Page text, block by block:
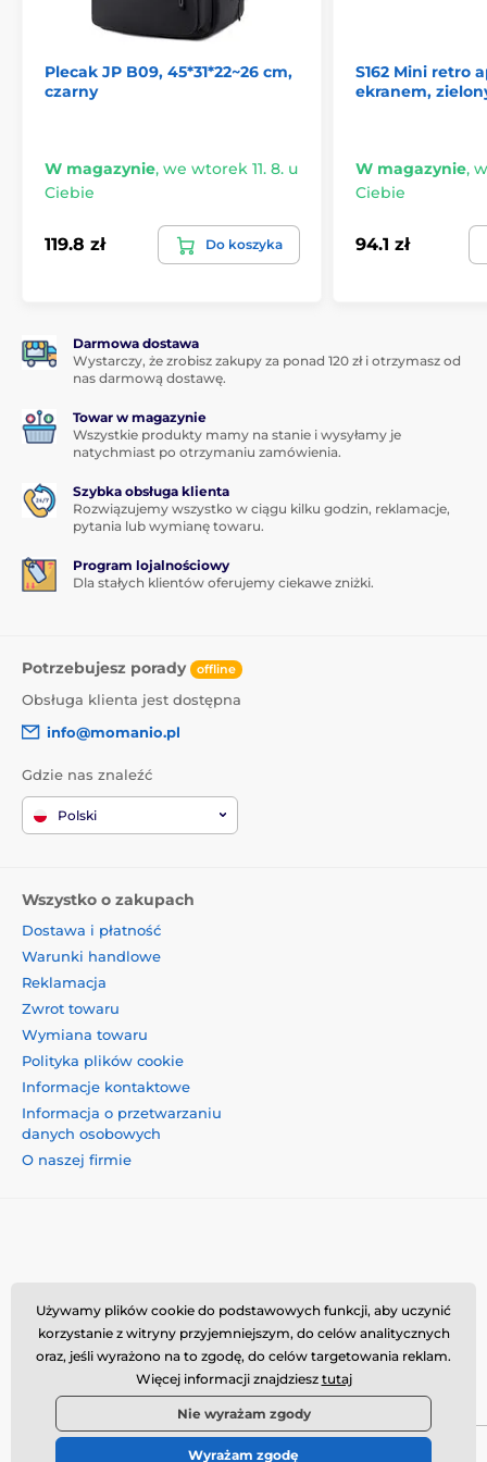
Jakość i niezawodność
Dbamy o wysoką jakość i długą żywotność naszych
produktów. Zalecamy ostrożne obchodzenie się z
kartami do rysowania w celu zachowania ich
Produkt znajduje się w kategoriach
Pomysły na prezenty
Plecak JP B09, 45*31*22~26 cm,
czarny
W magazynie, we wtorek 11. 8. u
Ciebie
119.8 zł Do koszyka
S162 Mini retro
ekranem,
W magazynie,
Ciebie
94.1 zł
Darmowa dostawa
Wystarczy, że zrobisz zakupy za ponad 120 zł i otrzymasz od
nas darmową dostawę.
Towar w magazynie
Wszystkie produkty mamy na stanie i wysyłamy je
natychmiast po otrzymaniu zamówienia.
Szybka obsługa klienta
Rozwiązujemy wszystko w ciągu kilku godzin, reklamacje,
pytania lub wymianę towaru.
Program lojalnościowy
Dla stałych klientów oferujemy ciekawe zniżki.
Potrzebujesz porady offline
Obsługa klienta jest dostępna
info@momanio.pl
Gdzie nas znaleźć
Polski
Wszystko o zakupach
Dostawa i płatność
Warunki handlowe
Reklamacja
Zwrot towaru
Wymiana towaru
Polityka plików cookie
Informacje kontaktowe
Informacja o przetwarzaniu
danych osobowych
O naszej firmie
Momanio s.r.o., Okružní 361/14, 74718, Píšť, Czechy,
VAT: CZ09604707, info@momanio.pl
© 2026 www.momanio.pl ⦁ Utworzono e-sklep
Używamy plików cookie do podstawowych funkcji, aby uczynić
korzystanie z witryny przyjemniejszym, do celów analitycznych
oraz, jeśli wyrażono na to zgodę, do celów targetowania reklam.
Więcej informacji znajdziesz tutaj
Nie wyrażam zgody
Wyrażam zgodę